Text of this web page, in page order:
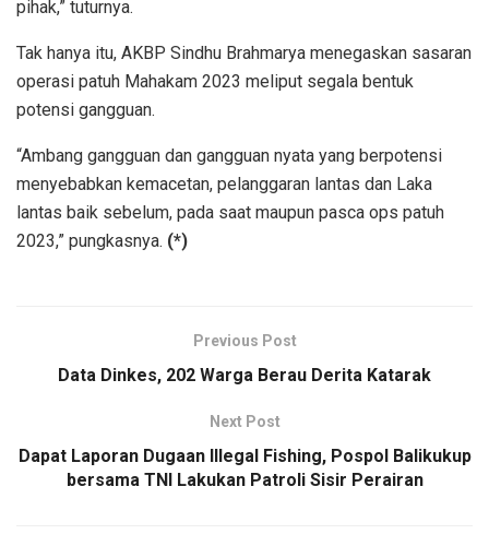
pihak,” tuturnya.
Tak hanya itu, AKBP Sindhu Brahmarya menegaskan sasaran
operasi patuh Mahakam 2023 meliput segala bentuk
potensi gangguan.
“Ambang gangguan dan gangguan nyata yang berpotensi
menyebabkan kemacetan, pelanggaran lantas dan Laka
lantas baik sebelum, pada saat maupun pasca ops patuh
2023,” pungkasnya. (*)
Previous Post
Data Dinkes, 202 Warga Berau Derita Katarak
Next Post
Dapat Laporan Dugaan Illegal Fishing, Pospol Balikukup
bersama TNI Lakukan Patroli Sisir Perairan